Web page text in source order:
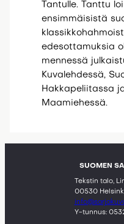
Tantulle. Tanttu
ensimmäisistä
edesottamuksia
mennessä
Kuvalehdessä,
Hakkapeliitassa
Maamiehessä.
SUOMEN
Tekstin talo,
00530
Y-tunnus: